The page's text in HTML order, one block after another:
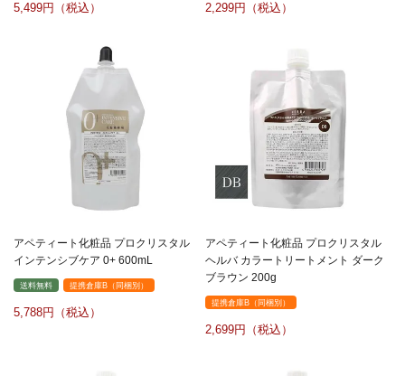
5,499 2,299
アペティート化粧品 プロクリスタル
インテンシブケア 0+ 600mL
送料無料 提携倉庫B（同梱別）
5,788
アペティート化粧品 プロクリスタル
ヘルバ カラートリートメント ダーク
ブラウン 200g
提携倉庫B（同梱別）
2,699